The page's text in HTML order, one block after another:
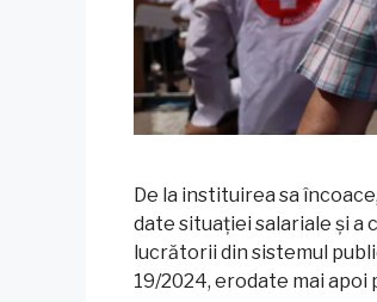
De la instituirea sa
date situației salariale și a
lucrătorii din sistemul
19/2024, erodate mai